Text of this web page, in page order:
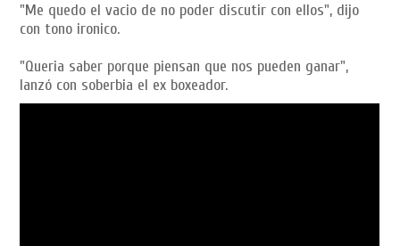
"Me quedo el vacio de no poder discutir con ellos", dijo
con tono ironico.
"Queria saber porque piensan que nos pueden ganar",
lanzó con soberbia el ex boxeador.